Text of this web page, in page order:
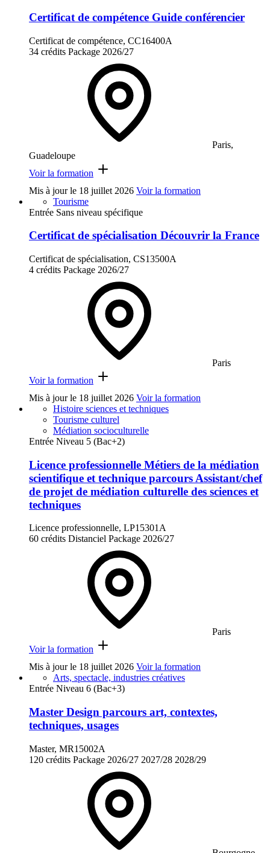
Certificat de compétence Guide conférencier
Certificat de compétence, CC16400A
34 crédits Package 2026/27
Paris,
Guadeloupe
Voir la formation
Mis à jour le 18 juillet 2026 Voir la formation
Tourisme
Entrée Sans niveau spécifique
Certificat de spécialisation Découvrir la France
Certificat de spécialisation, CS13500A
4 crédits Package 2026/27
Paris
Voir la formation
Mis à jour le 18 juillet 2026 Voir la formation
Histoire sciences et techniques
Tourisme culturel
Médiation socioculturelle
Entrée Niveau 5 (Bac+2)
Licence professionnelle Métiers de la médiation
scientifique et technique parcours Assistant/chef
de projet de médiation culturelle des sciences et
techniques
Licence professionnelle, LP15301A
60 crédits Distanciel Package 2026/27
Paris
Voir la formation
Mis à jour le 18 juillet 2026 Voir la formation
Arts, spectacle, industries créatives
Entrée Niveau 6 (Bac+3)
Master Design parcours art, contextes,
techniques, usages
Master, MR15002A
120 crédits Package 2026/27 2027/28 2028/29